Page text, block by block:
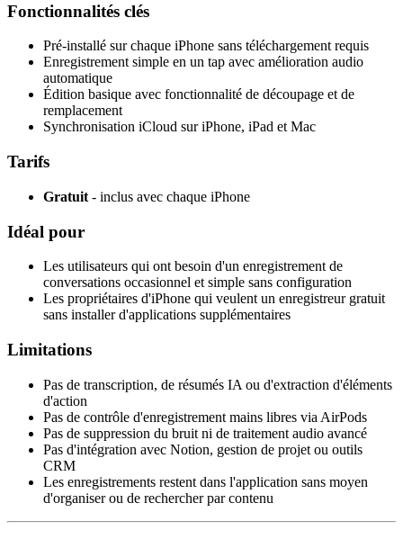
Fonctionnalités clés
Pré-installé sur chaque iPhone sans téléchargement requis
Enregistrement simple en un tap avec amélioration audio
automatique
Édition basique avec fonctionnalité de découpage et de
remplacement
Synchronisation iCloud sur iPhone, iPad et Mac
Tarifs
Gratuit - inclus avec chaque iPhone
Idéal pour
Les utilisateurs qui ont besoin d'un enregistrement de
conversations occasionnel et simple sans configuration
Les propriétaires d'iPhone qui veulent un enregistreur gratuit
sans installer d'applications supplémentaires
Limitations
Pas de transcription, de résumés IA ou d'extraction d'éléments
d'action
Pas de contrôle d'enregistrement mains libres via AirPods
Pas de suppression du bruit ni de traitement audio avancé
Pas d'intégration avec Notion, gestion de projet ou outils
CRM
Les enregistrements restent dans l'application sans moyen
d'organiser ou de rechercher par contenu